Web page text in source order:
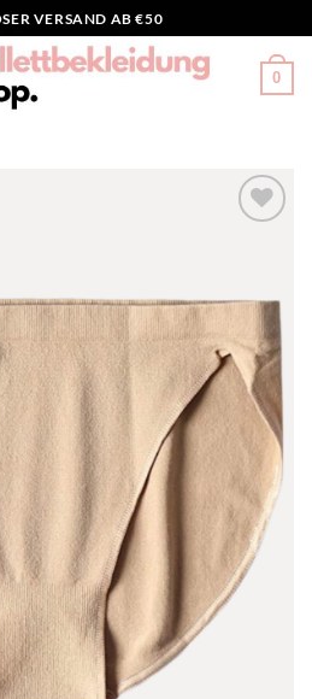
VERSAND AB €50
0